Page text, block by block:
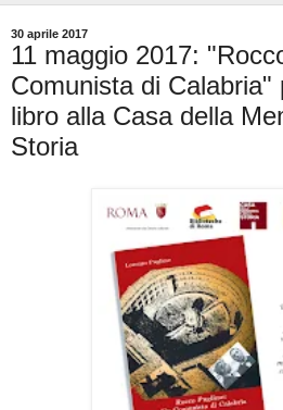
30 aprile 2017
11 maggio 2017:
Comunista di Calabria"
libro alla Casa della
Storia